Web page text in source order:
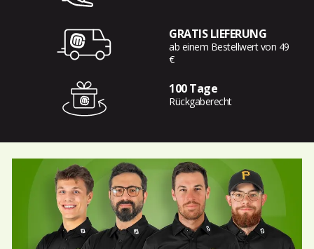
GRATIS LIEFERUNG
ab einem Bestellwert von 49
€
100 Tage
Rückgaberecht